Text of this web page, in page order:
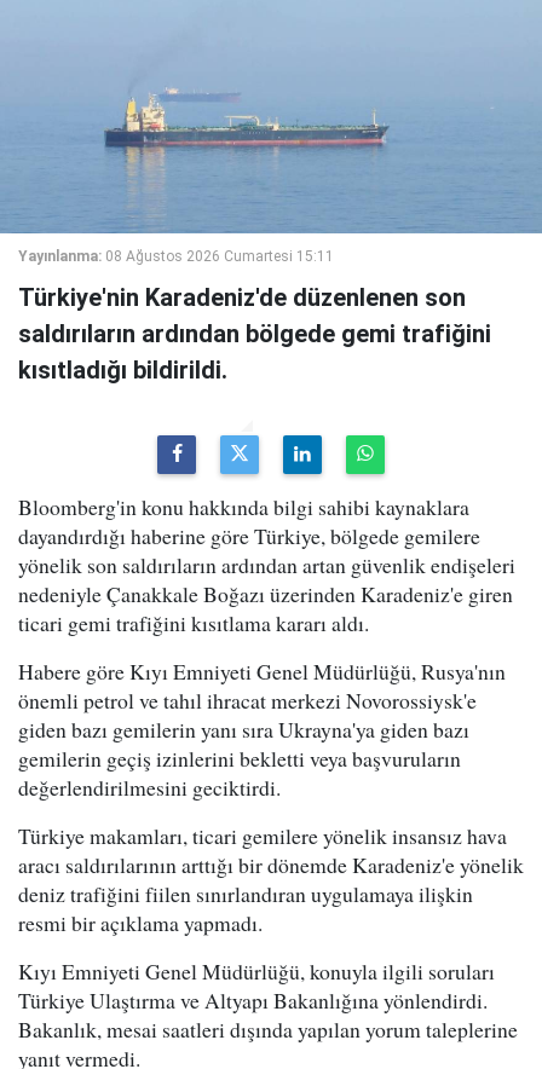
Yayınlanma: 08 Ağustos 2026 Cumartesi 15:11
Türkiye'nin Karadeniz'de düzenlenen son
saldırıların ardından bölgede gemi trafiğini
kısıtladığı bildirildi.
Bloomberg'in konu hakkında bilgi sahibi kaynaklara
dayandırdığı haberine göre Türkiye, bölgede gemilere
yönelik son saldırıların ardından artan güvenlik endişeleri
nedeniyle Çanakkale Boğazı üzerinden Karadeniz'e giren
ticari gemi trafiğini kısıtlama kararı aldı.
Habere göre Kıyı Emniyeti Genel Müdürlüğü, Rusya'nın
önemli petrol ve tahıl ihracat merkezi Novorossiysk'e
giden bazı gemilerin yanı sıra Ukrayna'ya giden bazı
gemilerin geçiş izinlerini bekletti veya başvuruların
değerlendirilmesini geciktirdi.
Türkiye makamları, ticari gemilere yönelik insansız hava
aracı saldırılarının arttığı bir dönemde Karadeniz'e yönelik
deniz trafiğini fiilen sınırlandıran uygulamaya ilişkin
resmi bir açıklama yapmadı.
Kıyı Emniyeti Genel Müdürlüğü, konuyla ilgili soruları
Türkiye Ulaştırma ve Altyapı Bakanlığına yönlendirdi.
Bakanlık, mesai saatleri dışında yapılan yorum taleplerine
yanıt vermedi.